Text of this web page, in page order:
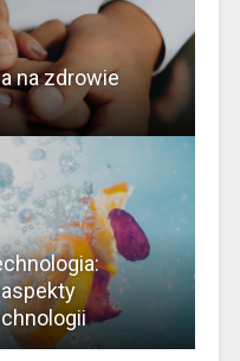
na zdrowie